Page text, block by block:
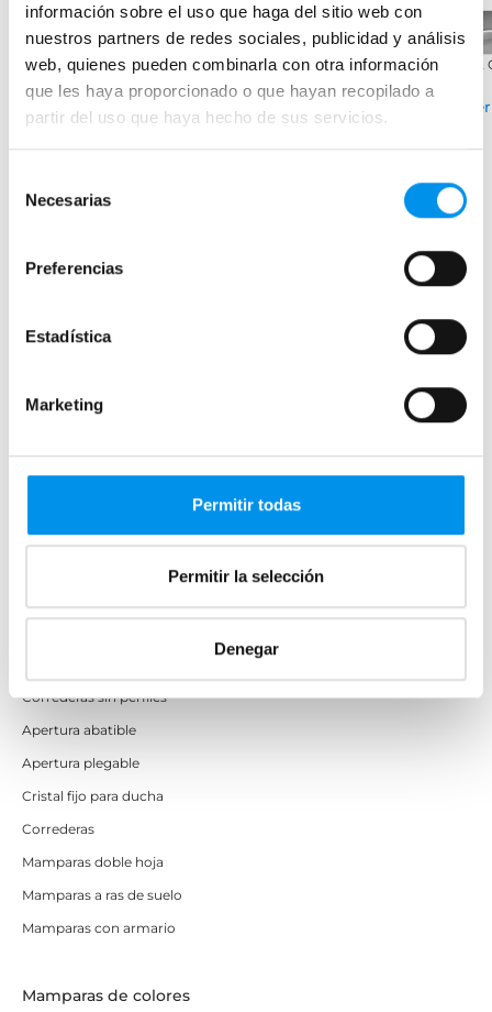
información sobre el uso que haga del sitio web con
nuestros partners de redes sociales, publicidad y análisis
web, quienes pueden combinarla con otra información
que les haya proporcionado o que hayan recopilado a
partir del uso que haya hecho de sus servicios.
Necesarias
Preferencias
Estadística
Marketing
Permitir todas
Permitir la selección
Denegar
Ver opciones ›
Ver opciones›
+
Mamparas de bañera
Bañeras en esquina
Mamparas de bañera abatibles
Mamparas de bañera sin perfilería
Frontales
Correderas sin perfiles
Apertura abatible
Apertura plegable
Cristal fijo para ducha
Correderas
Mamparas doble hoja
Mamparas a ras de suelo
Mamparas con armario
Mamparas de colores